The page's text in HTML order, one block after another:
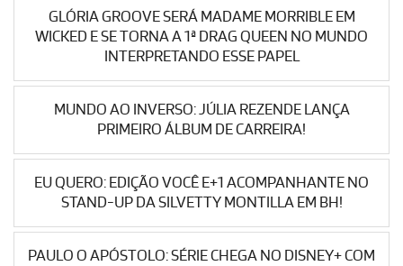
GLÓRIA GROOVE SERÁ MADAME MORRIBLE EM
WICKED E SE TORNA A 1ª DRAG QUEEN NO MUNDO
INTERPRETANDO ESSE PAPEL
MUNDO AO INVERSO: JÚLIA REZENDE LANÇA
PRIMEIRO ÁLBUM DE CARREIRA!
EU QUERO: EDIÇÃO VOCÊ E+1 ACOMPANHANTE NO
STAND-UP DA SILVETTY MONTILLA EM BH!
PAULO O APÓSTOLO: SÉRIE CHEGA NO DISNEY+ COM